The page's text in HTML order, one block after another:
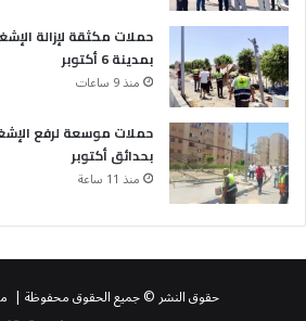
حملات مكثقة لإزالة
بمدينة 6 أكتوبر
منذ 9 ساعات
حملات موسعة لرفع
بحدائق أكتوبر
منذ 11 ساعة
حقوق النشر © جميع الحقوق محفوظة |